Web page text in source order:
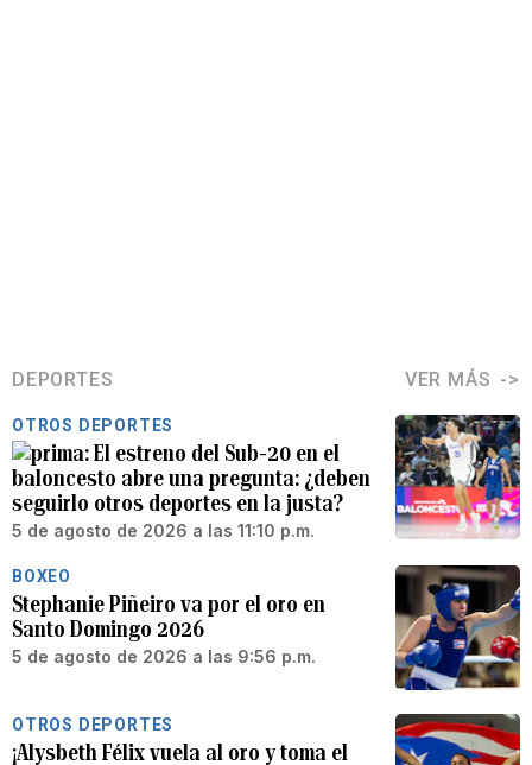
DEPORTES VER MÁS
OTROS DEPORTES
El estreno del Sub-20 en el
baloncesto abre una pregunta: ¿deben
seguirlo otros deportes en la justa?
5 de agosto de 2026 a las 11:10 p.m.
BOXEO
Stephanie Piñeiro va por el oro en
Santo Domingo 2026
5 de agosto de 2026 a las 9:56 p.m.
OTROS DEPORTES
¡Alysbeth Félix vuela al oro y toma el